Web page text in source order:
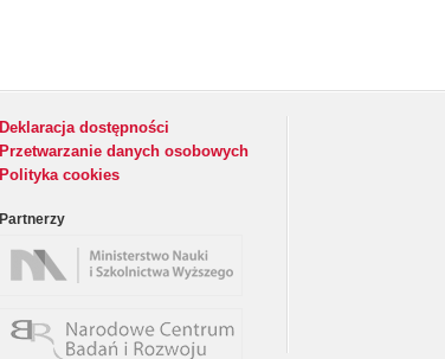
Deklaracja dostępności
Przetwarzanie danych osobowych
Polityka cookies
Partnerzy